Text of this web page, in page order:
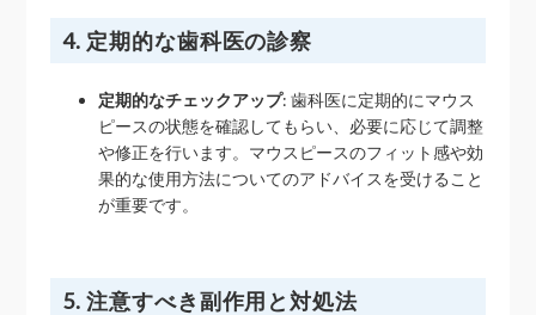
4. 定期的な歯科医の診察
定期的なチェックアップ: 歯科医に定期的にマウス
ピースの状態を確認してもらい、必要に応じて調整
や修正を行います。マウスピースのフィット感や効
果的な使用方法についてのアドバイスを受けること
が重要です。
5. 注意すべき副作用と対処法